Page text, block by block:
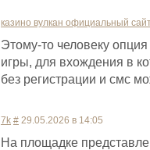
казино вулкан официальный
Этому-то человеку
игры, для вхождения в
без регистрации и смс
7k # 29.05.2026 в 14:05
На площадке